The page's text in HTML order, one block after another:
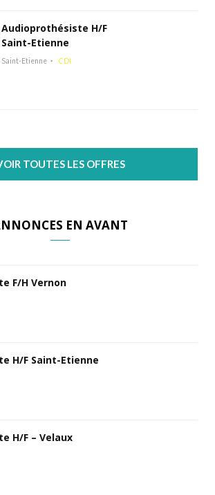
Audioprothésiste H/F
Saint-Etienne
Saint-Etienne CDI
TOUTES LES OFFRES
EN AVANT
F/H Vernon
H/F Saint-Etienne
H/F – Velaux